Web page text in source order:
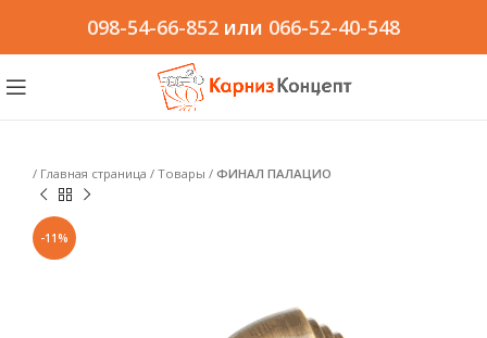
098-54-66-852 или 066-52-40-548
/ Главная страница / Товары / ФИНАЛ ПАЛАЦИО
-11%